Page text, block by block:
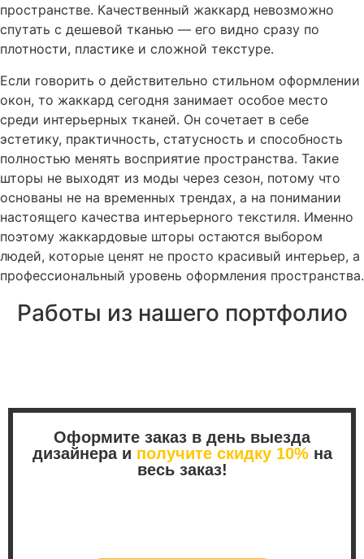
пространстве. Качественный жаккард невозможно
спутать с дешевой тканью — его видно сразу по
плотности, пластике и сложной текстуре.
Если говорить о действительно стильном оформлении
окон, то жаккард сегодня занимает особое место
среди интерьерных тканей. Он сочетает в себе
эстетику, практичность, статусность и способность
полностью менять восприятие пространства. Такие
шторы не выходят из моды через сезон, потому что
основаны не на временных трендах, а на понимании
настоящего качества интерьерного текстиля. Именно
поэтому жаккардовые шторы остаются выбором
людей, которые ценят не просто красивый интерьер, а
профессиональный уровень оформления пространства.
Работы из нашего портфолио
Оформите заказ в день выезда
дизайнера и получите скидку 10%на
весь заказ!